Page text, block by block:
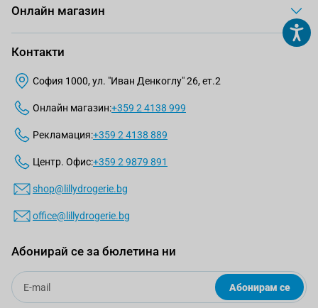
Онлайн магазин
Контакти
София 1000, ул. "Иван Денкоглу" 26, ет.2
Онлайн магазин:+359 2 4138 999
Рекламация:+359 2 4138 889
Центр. Офис:+359 2 9879 891
shop@lillydrogerie.bg
office@lillydrogerie.bg
Абонирай се за бюлетина ни
Email
Абонирам се